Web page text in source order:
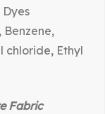
Benzene,
chloride, Ethyl
Fabric